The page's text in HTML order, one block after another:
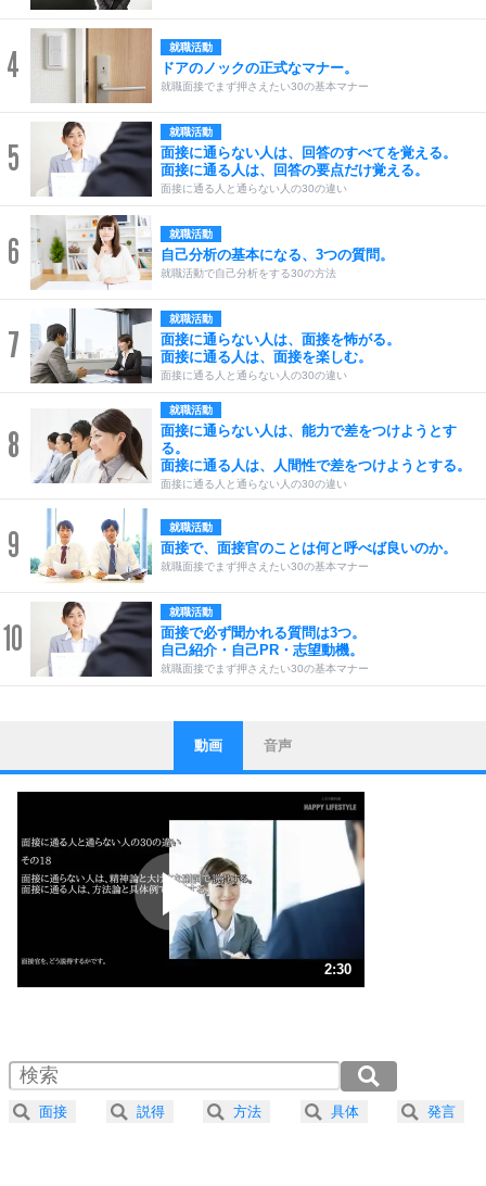
4 就職活動
ドアのノックの正式なマナー。
就職面接でまず押さえたい30の基本マナー
5
就職活動
面接に通らない人は、回答のすべてを覚える。
面接に通る人は、回答の要点だけ覚える。
面接に通る人と通らない人の30の違い
6 就職活動
自己分析の基本になる、3つの質問。
就職活動で自己分析をする30の方法
7
就職活動
面接に通らない人は、面接を怖がる。
面接に通る人は、面接を楽しむ。
面接に通る人と通らない人の30の違い
8
就職活動
面接に通らない人は、能力で差をつけようとす
る。
面接に通る人は、人間性で差をつけようとする。
面接に通る人と通らない人の30の違い
9 就職活動
面接で、面接官のことは何と呼べば良いのか。
就職面接でまず押さえたい30の基本マナー
10
就職活動
面接で必ず聞かれる質問は3つ。
自己紹介・自己PR・志望動機。
就職面接でまず押さえたい30の基本マナー
1
ストレス対策
他人と比べない。
いっそのこと、他人を見ない。
いらいらしない人になる30の方法
ポジティブになれない原因は、行動しないから。
ポジティブ思考になる30の方法
ストレス対策
人生、なんとかなるもの。
気楽に生きる30の方法
4 器の大きい人は、怒りを優しさで表現する。
プラス思考
動画 音声
2:30
2.0倍速 （294KB 1分15秒）
2.5倍速 （235KB 1分0秒）
3.0倍速 （196KB 50秒）
面接 説得 方法 具体 発言